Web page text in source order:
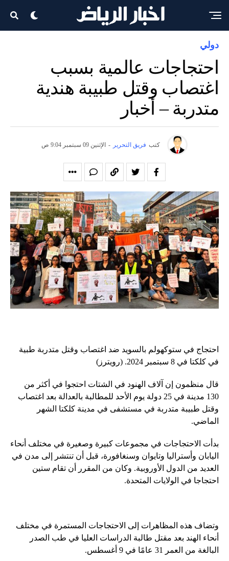
دولي
احتجاجات عالمية بسبب
اغتصاب وقتل طبيبة هندية
متدربة – أخبار
كتب فريق التحرير - الإثنين 09 سبتمبر 9:04 ص
احتجاج في ستوكهولم بالسويد ضد اغتصاب وقتل متدربة طبية
في كلكتا في 8 سبتمبر 2024. (رويترز)
قال منظمون إن آلاف الهنود في الشتات احتجوا في أكثر من
130 مدينة في 25 دولة يوم الأحد للمطالبة بالعدالة بعد اغتصاب
وقتل طبيبة متدربة في مستشفى في مدينة كلكتا الشهر
الماضي.
بدأت الاحتجاجات في مجموعات كبيرة وصغيرة في مختلف أنحاء
اليابان وأستراليا وتايوان وسنغافورة، قبل أن تنتشر إلى مدن في
العديد من الدول الأوروبية. وكان من المقرر أن تقام ستين
احتجاجا في الولايات المتحدة.
وتضاف هذه المظاهرات إلى الاحتجاجات المستمرة في مختلف
أنحاء الهند بعد مقتل طالبة الدراسات العليا في طب الصدر
البالغة من العمر 31 عامًا في 9 أغسطس.